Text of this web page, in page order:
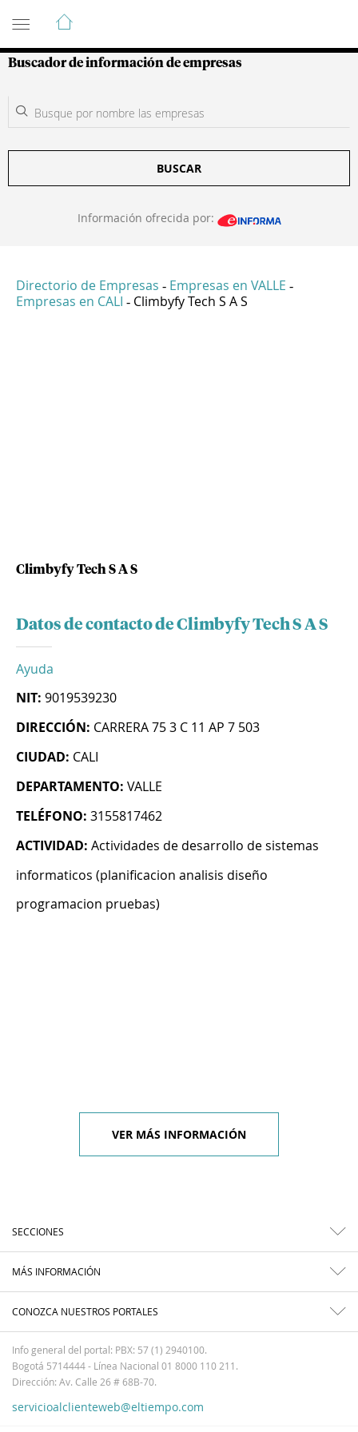
Guía de Empresas Colombianas
Buscador de información de empresas
BUSCAR
Información ofrecida por:
Directorio de Empresas - Empresas en VALLE -
Empresas en CALI - Climbyfy Tech S A S
Climbyfy Tech S A S
Datos de contacto de Climbyfy Tech S A S
Ayuda
NIT: 9019539230
DIRECCIÓN: CARRERA 75 3 C 11 AP 7 503
CIUDAD: CALI
DEPARTAMENTO: VALLE
TELÉFONO: 3155817462
ACTIVIDAD: Actividades de desarrollo de sistemas
informaticos (planificacion analisis diseño
programacion pruebas)
VER MÁS INFORMACIÓN
SECCIONES
MÁS INFORMACIÓN
CONOZCA NUESTROS PORTALES
Info general del portal: PBX: 57 (1) 2940100.
Bogotá 5714444 - Línea Nacional 01 8000 110 211.
Dirección: Av. Calle 26 # 68B-70.
servicioalclienteweb@eltiempo.com